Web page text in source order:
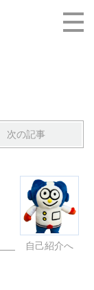
次の記事
自己紹介へ